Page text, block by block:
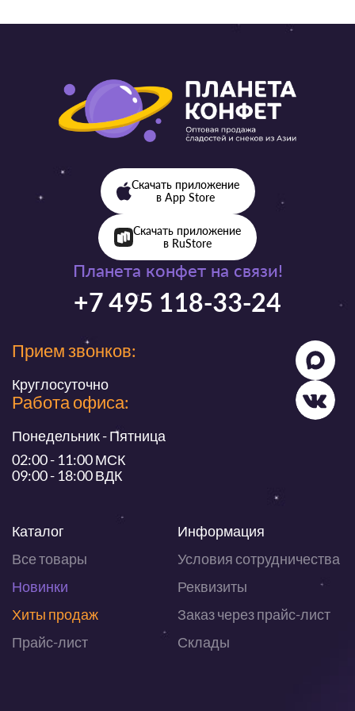
Планета конфет на связи!
+7 495 118-33-24
Прием звонков:
Круглосуточно
Работа офиса:
Понедельник - Пятница
02:00 - 11:00 МСК
09:00 - 18:00 ВДК
Каталог
Все товары
Новинки
Хиты продаж
Прайс-лист
Информация
Условия сотрудничества
Реквизиты
Заказ через прайс-лист
Склады
Скачать приложение
в App Store
Скачать приложение
в RuStore